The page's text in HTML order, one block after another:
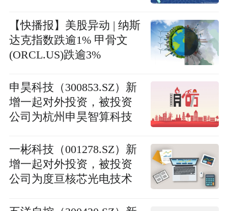
【快播报】美股异动 | 纳斯
达克指数跌逾1% 甲骨文
(ORCL.US)跌逾3%
申昊科技（300853.SZ）新
增一起对外投资，被投资
公司为杭州申昊智算科技
一彬科技（001278.SZ）新
增一起对外投资，被投资
公司为度亘核芯光电技术